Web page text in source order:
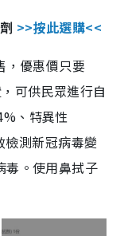
>>按此選購<<
，優惠價只要
可供民眾進行自
、特異性
測新冠病毒變
。使用鼻拭子